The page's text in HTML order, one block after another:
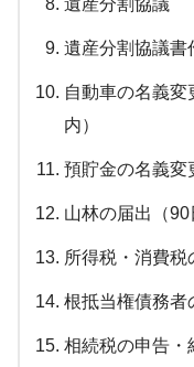
遺産分割協議
遺産分割協議書
自動車の名義変
内）
預貯金の名義変
山林の届出（90
所得税・消費税
根抵当権債務者
相続税の申告・